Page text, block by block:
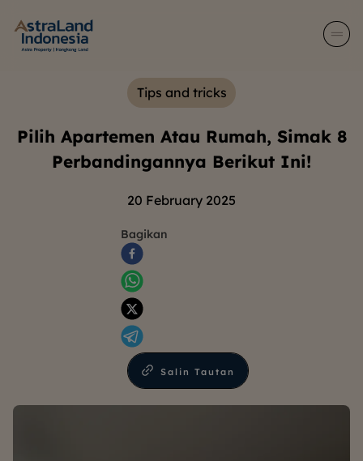
Tips and tricks
Pilih Apartemen Atau Rumah, Simak 8
Perbandingannya Berikut Ini!
20 February 2025
Bagikan
Salin Tautan